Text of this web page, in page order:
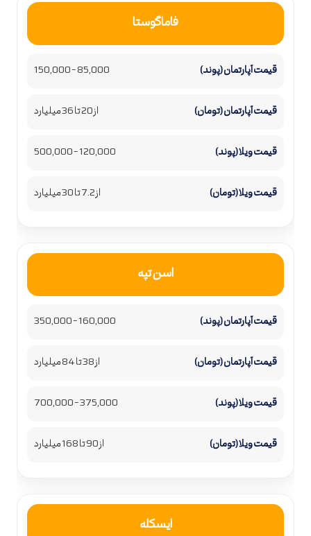
فاماگوستا
85,000 – 150,000
از 20 تا 36 میلیارد
120,000 – 500,000
از 7.2 تا 30 میلیارد
اسن تپه
160,000 – 350,000
از 38 تا 84 میلیارد
375,000 – 700,000
از 90 تا 168 میلیارد
ایسکله